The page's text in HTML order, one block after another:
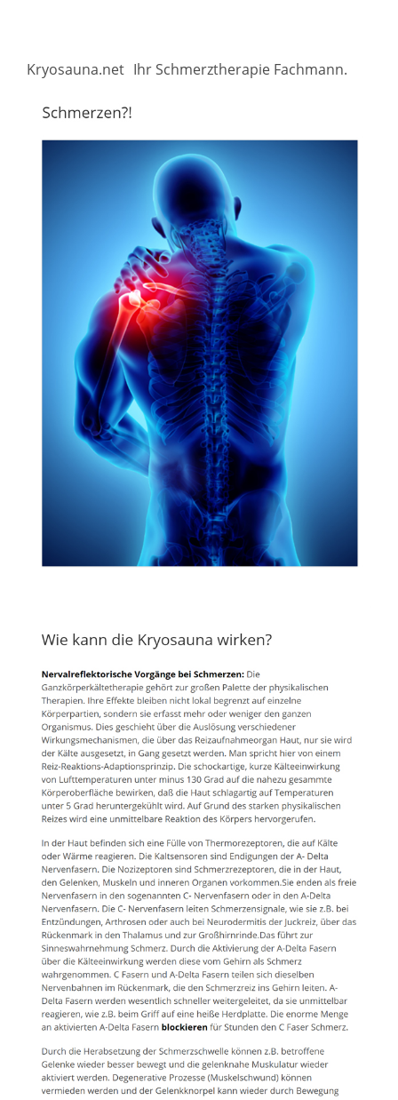
Kryosauna.net Ihr Schmerztherapie Fachmann.